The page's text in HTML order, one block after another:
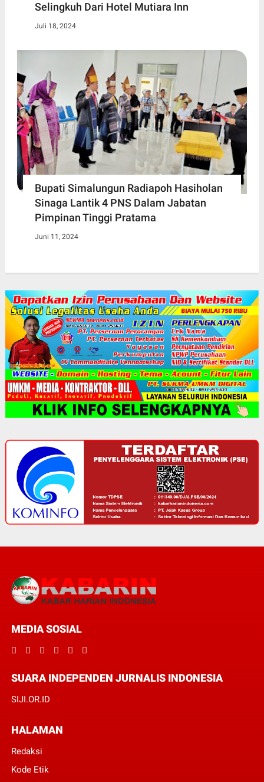
Selingkuh Dari Hotel Mutiara Inn
Juli 18, 2024
Bupati Simalungun Radiapoh Hasiholan
Sinaga Lantik 4 PNS Dalam Jabatan
Pimpinan Tinggi Pratama
Juni 11, 2024
MEDIA SOSIAL
SUARA INDEPENDEN JURNALIS INDONESIA
SIJI.OR.ID
HALAMAN
Redaksi
Kode Etik